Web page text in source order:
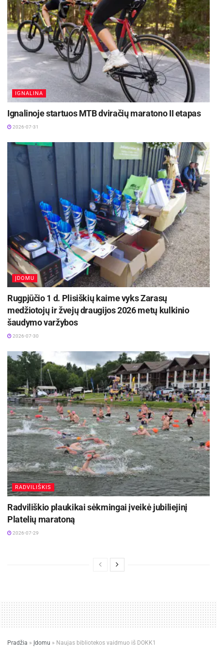
lenktynėse užėmė taip pat šeštą vietą.
Aktualios naujienos
Radviliškiečiai žmonių su negalia sporto
šventėje Bauskėje iškovojo 12 medalių
2026-08-10
ir pasaulio greičio automodelių čempionatas
Informaciją parengė Tomas Gaubys
www.ldsf.lt
IGNALINA
Ignalinoje startuos MTB dviračių maratono II etapas
2026-07-31
ĮDOMU
Rugpjūčio 1 d. Plisiškių kaime vyks Zarasų
medžiotojų ir žvejų draugijos 2026 metų kulkinio
šaudymo varžybos
2026-07-30
RADVILIŠKIS
Radviliškio plaukikai sėkmingai įveikė jubiliejinį
Platelių maratoną
2026-07-29
Pradžia » Įdomu » Naujas bibliotekos vaidmuo iš DOKK1